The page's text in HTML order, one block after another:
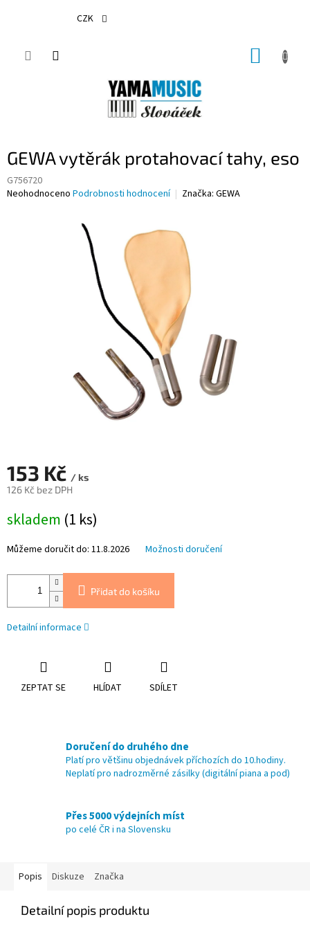
CZK
GEWA vytěrák protahovací tahy, eso
G756720
Průměrné
Neohodnoceno Podrobnosti hodnocení Značka: GEWA
153 Kč / ks
126 Kč bez DPH
cena:
skladem (1 ks)
Můžeme doručit do: 11.8.2026 Možnosti doručení
Přidat do košíku
Detailní informace
ZEPTAT SE HLÍDAT SDÍLET
Doručení do druhého dne
Platí pro většinu objednávek příchozích do 10.hodiny.
Neplatí pro nadrozměrné zásilky (digitální piana a pod)
Přes 5000 výdejních míst
po celé ČR i na Slovensku
Popis Diskuze Značka
Detailní popis produktu